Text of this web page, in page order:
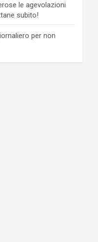
le agevolazioni
subito!
per non